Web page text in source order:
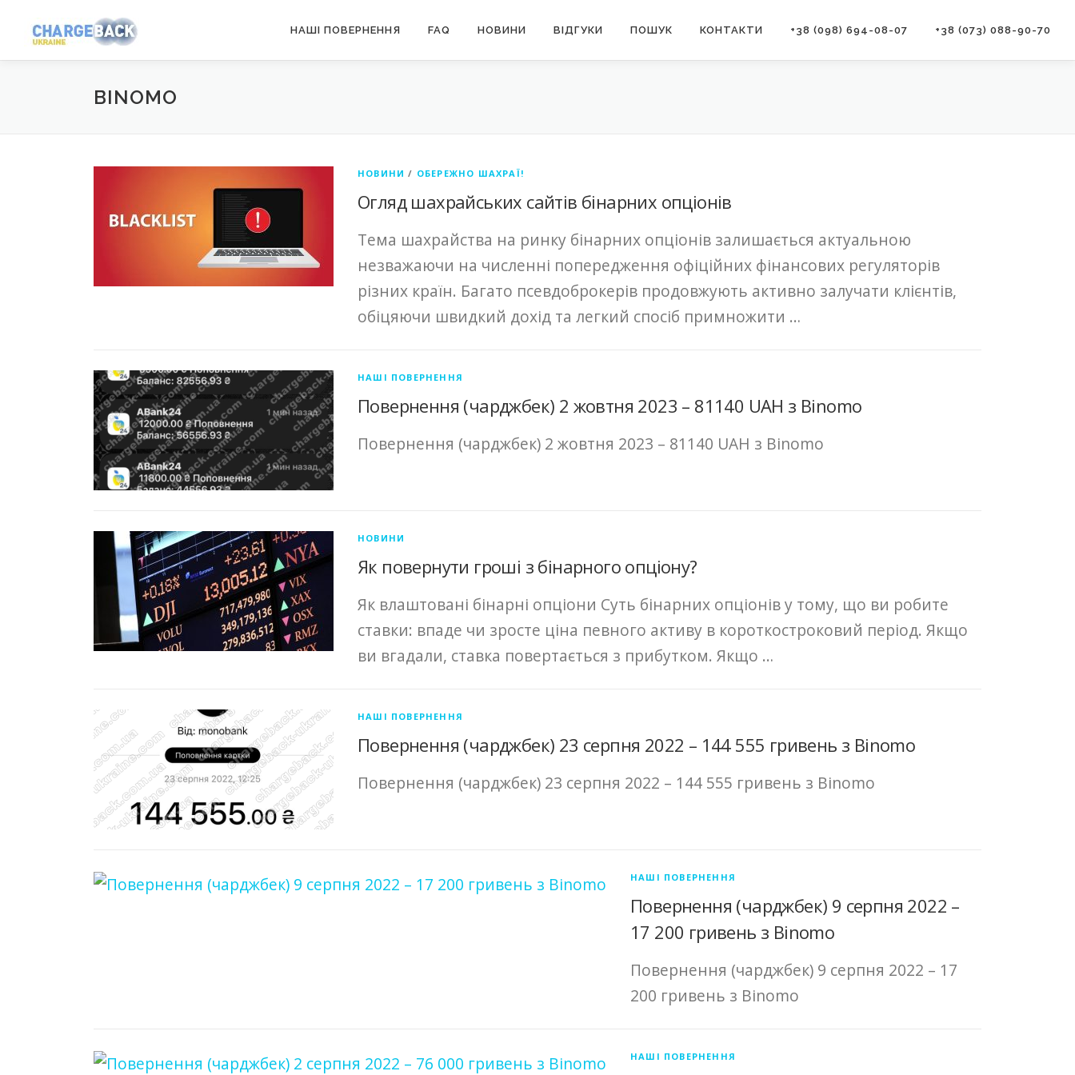
содержимому
НАШІ ПОВЕРНЕННЯ FAQ НОВИНИ ВІДГУКИ ПОШУК КОНТАКТИ +38 (098) 694-08-07 +38 (073) 088-90-70
BINOMO
НОВИНИ / ОБЕРЕЖНО ШАХРАЇ!
Огляд шахрайських сайтів бінарних опціонів
Тема шахрайства на ринку бінарних опціонів залишається актуальною
незважаючи на численні попередження офіційних фінансових регуляторів
різних країн. Багато псевдоброкерів продовжують активно залучати клієнтів,
обіцяючи швидкий дохід та легкий спосіб примножити …
НАШІ ПОВЕРНЕННЯ
Повернення (чарджбек) 2 жовтня 2023 – 81140 UAH з Binomo
Повернення (чарджбек) 2 жовтня 2023 – 81140 UAH з Binomo
НОВИНИ
Як повернути гроші з бінарного опціону?
Як влаштовані бінарні опціони Суть бінарних опціонів у тому, що ви робите
ставки: впаде чи зросте ціна певного активу в короткостроковий період. Якщо
ви вгадали, ставка повертається з прибутком. Якщо …
НАШІ ПОВЕРНЕННЯ
Повернення (чарджбек) 23 серпня 2022 – 144 555 гривень з Binomo
Повернення (чарджбек) 23 серпня 2022 – 144 555 гривень з Binomo
НАШІ ПОВЕРНЕННЯ
Повернення (чарджбек) 9 серпня 2022 –
17 200 гривень з Binomo
Повернення (чарджбек) 9 серпня 2022 – 17
200 гривень з Binomo
НАШІ ПОВЕРНЕННЯ